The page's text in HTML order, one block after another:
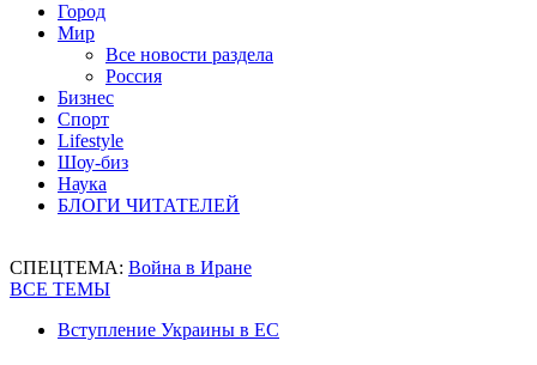
Город
Мир
Все новости раздела
Россия
Бизнес
Спорт
Lifestyle
Шоу-биз
Наука
БЛОГИ ЧИТАТЕЛЕЙ
СПЕЦТЕМА: Война в Иране
ВСЕ ТЕМЫ
Вступление Украины в ЕС